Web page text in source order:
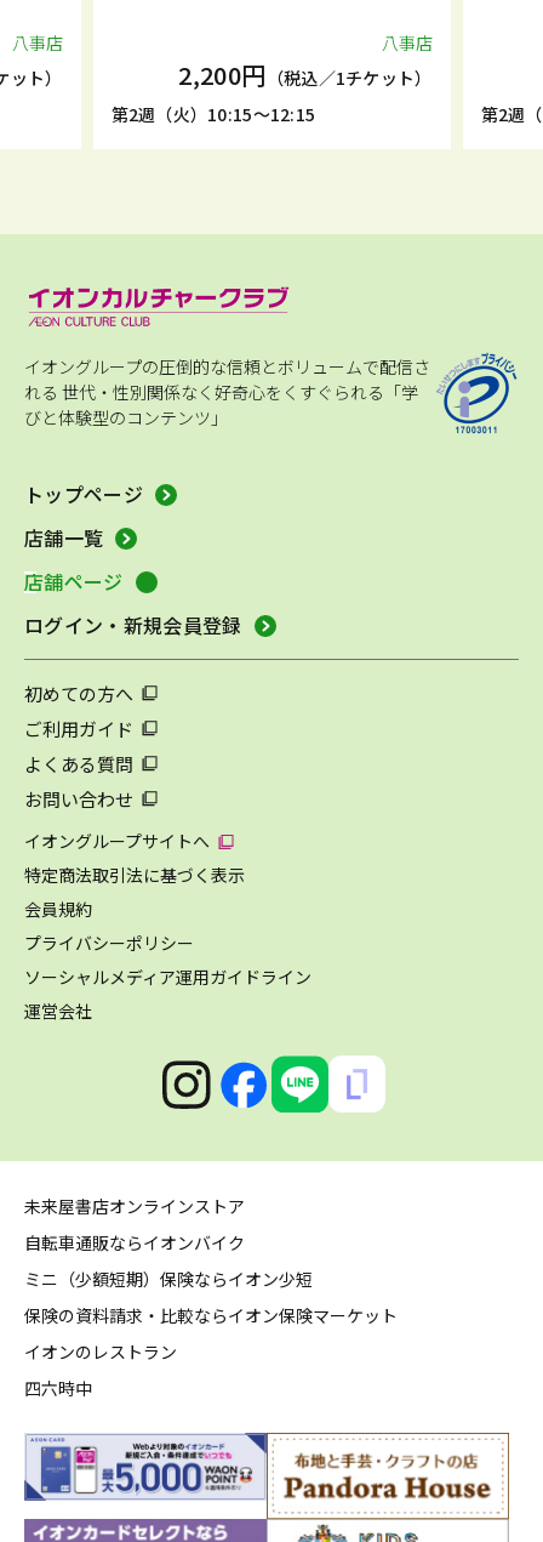
八事店
ト）
八事店
2,200円 （税込／1チケット）
第2週（火）10:15～12:15
第2週
イオングループの圧倒的な信頼とボリュームで配信さ
れる 世代・性別関係なく好奇心をくすぐられる「学
びと体験型のコンテンツ」
トップページ
店舗一覧
店舗ページ
ログイン・新規会員登録
初めての方へ
ご利用ガイド
よくある質問
お問い合わせ
イオングループサイトへ
特定商法取引法に基づく表示
会員規約
プライバシーポリシー
ソーシャルメディア運用ガイドライン
運営会社
未来屋書店オンラインストア
自転車通販ならイオンバイク
ミニ（少額短期）保険ならイオン少短
保険の資料請求・比較ならイオン保険マーケット
イオンのレストラン
四六時中